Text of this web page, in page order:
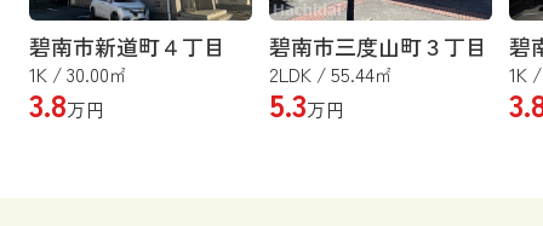
碧南市新道町４丁目
1K / 30.00㎡
3.8万円
碧南市三度山町３丁目
2LDK / 55.44㎡
5.3万円
碧
1K